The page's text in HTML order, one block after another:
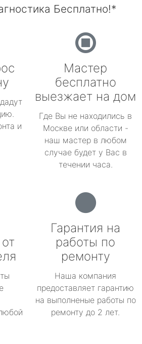
Бесплатно!*
и
Мастер
бесплатно
выезжает на дом
Где Вы не находились в
Москве или области -
наш мастер в любом
случае будет у Вас в
течении часа.
Гарантия на
работы по
ремонту
Наша компания
предоставляет гарантию
на выполненые работы по
ремонту до 2 лет.